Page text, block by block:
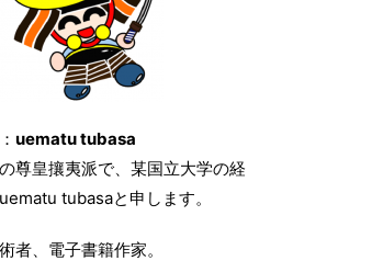
uematu tubasa
尊皇攘夷派で、某国立大学の経
tubasaと申します。
者、電子書籍作家。